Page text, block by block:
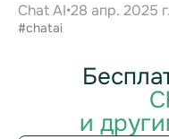
Chat AI•28 апр. 2025 г.
#chatai
и